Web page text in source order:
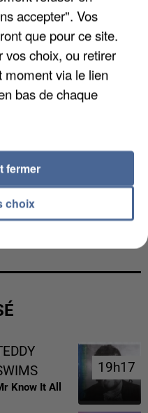
PAR UNE
Know It All
19h17
19h17
accepter". Vos
que pour ce site.
vos choix, ou retirer
moment via le lien
bas de chaque
choix
fermer